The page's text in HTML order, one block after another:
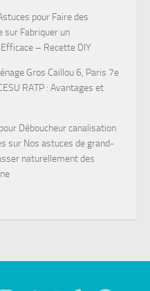
pour Faire des
sur Fabriquer un
– Recette DIY
Gros Caillou 6, Paris 7e
RATP : Avantages et
Déboucheur canalisation
sur Nos astuces de grand-
naturellement des